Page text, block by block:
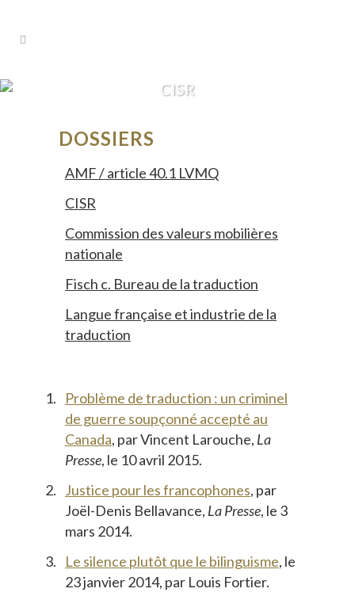
CISR
DOSSIERS
AMF / article 40.1 LVMQ
CISR
Commission des valeurs mobilières
nationale
Fisch c. Bureau de la traduction
Langue française et industrie de la
traduction
Problème de traduction : un criminel
de guerre soupçonné accepté au
Canada, par Vincent Larouche, La
Presse, le 10 avril 2015.
Justice pour les francophones, par
Joël-Denis Bellavance, La Presse, le 3
mars 2014.
Le silence plutôt que le bilinguisme, le
23 janvier 2014, par Louis Fortier.